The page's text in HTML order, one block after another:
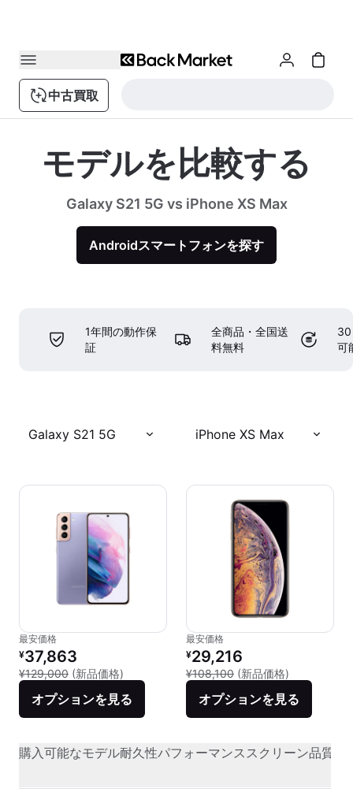
中古買取
モデルを比較する
Galaxy S21 5G vs iPhone XS Max
Androidスマートフォンを探す
1年間の動作保
証
全商品・全国送
料無料
30
可
Galaxy S21 5G iPhone XS Max
最安価格
リファービッシュ品の価格：
¥37,863
¥129,000 (新品価格) 新品との比較：¥129,000
オプションを見る
最安価格
リファービッシュ品の価格：
¥29,216
¥108,100 (新品価格)
オプションを見る
購入可能なモデル耐久性パフォーマンススクリーン品質